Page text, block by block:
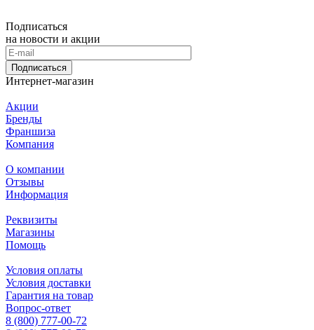
Подписаться
на новости и акции
Подписаться
Интернет-магазин
Акции
Бренды
Франшиза
Компания
О компании
Отзывы
Информация
Реквизиты
Магазины
Помощь
Условия оплаты
Условия доставки
Гарантия на товар
Вопрос-ответ
8 (800) 777-00-72